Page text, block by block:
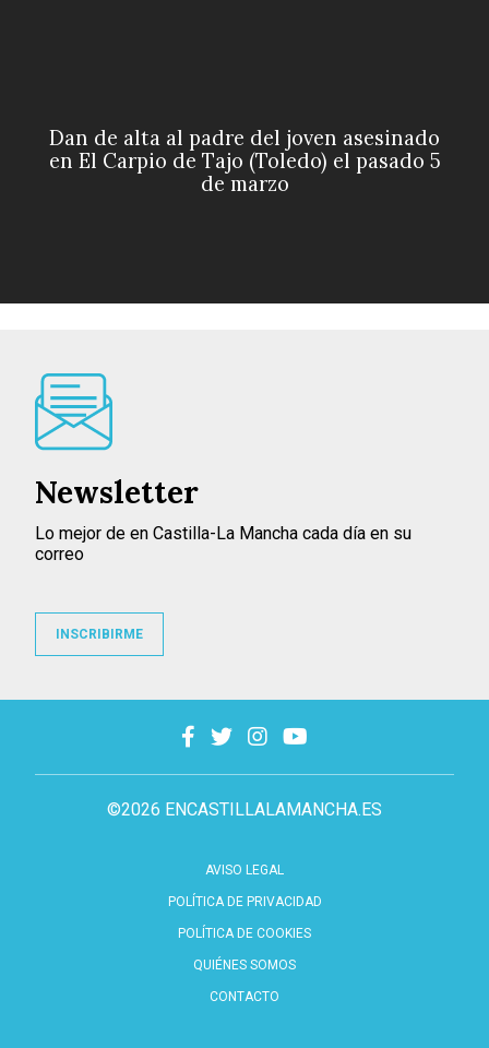
Dan de alta al padre del joven asesinado
en El Carpio de Tajo (Toledo) el pasado 5
de marzo
©2026 ENCASTILLALAMANCHA.ES
AVISO LEGAL
POLÍTICA DE PRIVACIDAD
POLÍTICA DE COOKIES
QUIÉNES SOMOS
CONTACTO
Newsletter
Lo mejor de en Castilla-La Mancha cada día en su
correo
INSCRIBIRME